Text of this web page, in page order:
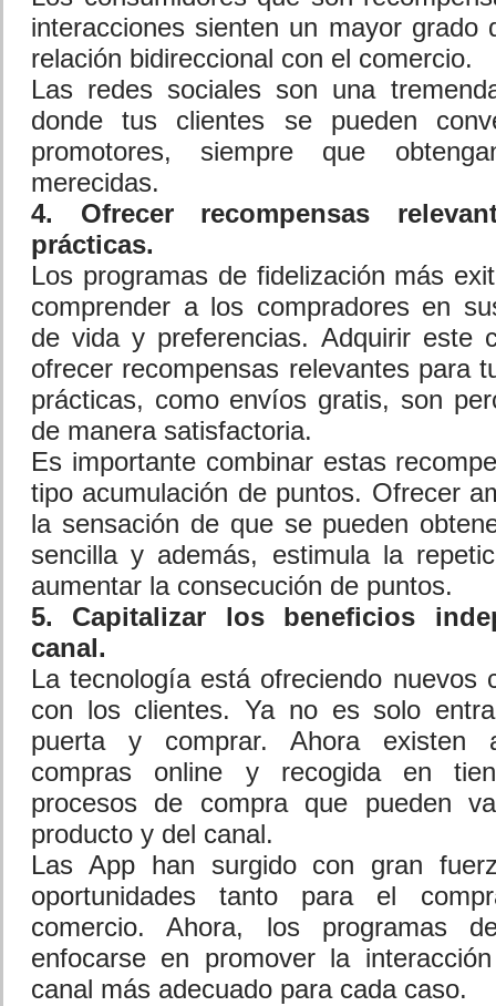
interacciones sienten un mayor grado
relación bidireccional con el comercio.
Las redes sociales son una
donde tus clientes se pueden
promotores, siempre que
merecidas.
4. Ofrecer recompensas
prácticas.
Los programas de fidelización más
comprender a los compradores en
de vida y preferencias. Adquirir este
ofrecer recompensas relevantes para
prácticas, como envíos gratis, son
de manera satisfactoria.
Es importante combinar estas
tipo acumulación de puntos. Ofrecer
la sensación de que se pueden
sencilla y además, estimula la
aumentar la consecución de puntos.
5. Capitalizar los beneficios
canal.
La tecnología está ofreciendo nuevos
con los clientes. Ya no es solo
puerta y comprar. Ahora existen
compras online y recogida en
procesos de compra que pueden
producto y del canal.
Las App han surgido con gran
oportunidades tanto para el
comercio. Ahora, los programas
enfocarse en promover la
canal más adecuado para cada caso.